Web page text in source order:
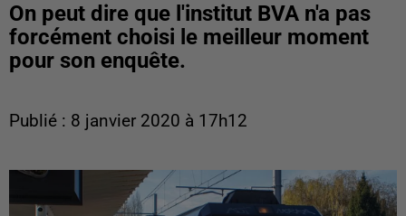
On peut dire que l'institut BVA n'a pas
forcément choisi le meilleur moment
pour son enquête.
Publié : 8 janvier 2020 à 17h12